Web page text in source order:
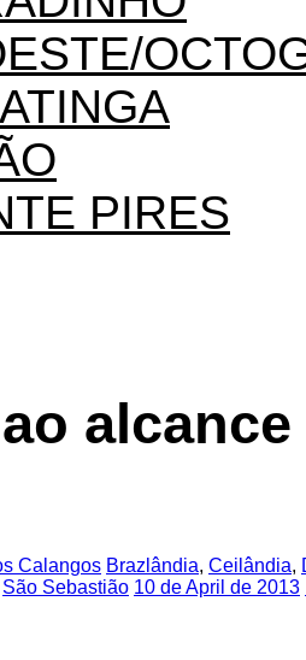
PIRES
Calangos Brazlândia, Ceilândia,
São Sebastião 10 de April de 2013